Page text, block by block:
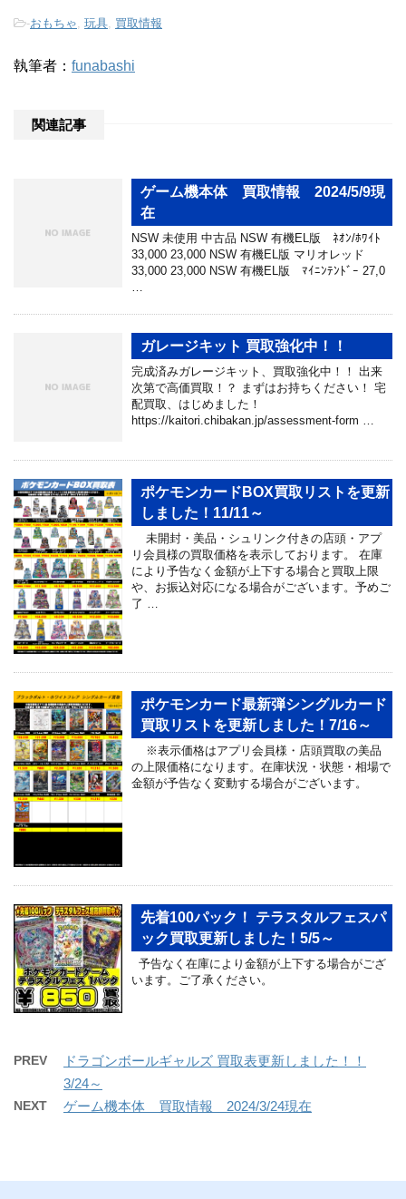
-おもちゃ 玩具 買取情報
執筆者： funabashi
関連記事
ゲーム機本体 買取情報 2024/5/9現
在
NSW 未使用 中古品 NSW 有機EL版 ﾈｵﾝ/ﾎﾜｲﾄ
33,000 23,000 NSW 有機EL版 マリオレッド
33,000 23,000 NSW 有機EL版 ﾏｲﾆﾝﾃﾝﾄﾞｰ 27,0
ガレージキット 買取強化中！！
完成済みガレージキット、買取強化中！！ 出来
次第で高価買取！？ まずはお持ちください！ 宅
配買取、はじめました！
https://kaitori.chibakan.jp/assessment-form …
ポケモンカードBOX買取リストを更新
しました！11/11～
未開封・美品・シュリンク付きの店頭・アプ
リ会員様の買取価格を表示しております。 在庫
により予告なく金額が上下する場合と買取上限
や、お振込対応になる場合がございます。予めご
了 …
ポケモンカード最新弾シングルカード
買取リストを更新しました！7/16～
※表示価格はアプリ会員様・店頭買取の美品
の上限価格になります。在庫状況・状態・相場で
金額が予告なく変動する場合がございます。
先着100パック！ テラスタルフェスパ
ック買取更新しました！5/5～
予告なく在庫により金額が上下する場合がござ
います。ご了承ください。
PREV
ドラゴンボールギャルズ 買取表更新しました！！
3/24～
NEXT ゲーム機本体 買取情報 2024/3/24現在